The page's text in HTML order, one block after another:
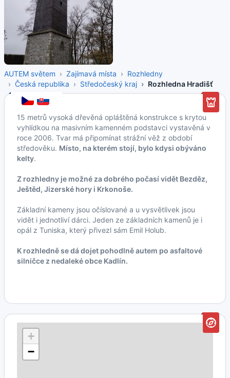
AUTEM světem Zajímavá místa
Rozhledny
Česká republika
Středočeský kraj Rozhledna Hradišť
15 metrů vysoká dřevěná opláštěná konstrukce s krytou
vyhlídkou na masivním kamenném podstavci vystavěná v
roce 2006. Tvar má připomínat strážní věž z období
středověku. Místo, na kterém stojí, bylo kdysi obýváno
kelty.
Z rozhledny je možné za dobrého počasí vidět Bezděz,
Ještěd, Jizerské hory i Krkonoše.
Základní kameny jsou očíslované a u vysvětlivek jsou
vidět i jednotliví dárci. Jeden ze základních kamenů je i
opál z Tuniska, který přivezl sám Emil Holub.
K rozhledně se dá dojet pohodlně autem po asfaltové
silničce z nedaleké obce Kadlín.
+
−